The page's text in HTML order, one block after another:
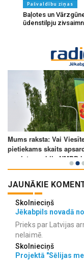
Pašvaldību ziņas
Baļotes un
ūdenstilpju
JAUNĀKIE
Skolnieciņš
Jēkabpils novadā
Prieks par Latvijas
nelaimē.
Skolnieciņš
Projektā "Sēlijas